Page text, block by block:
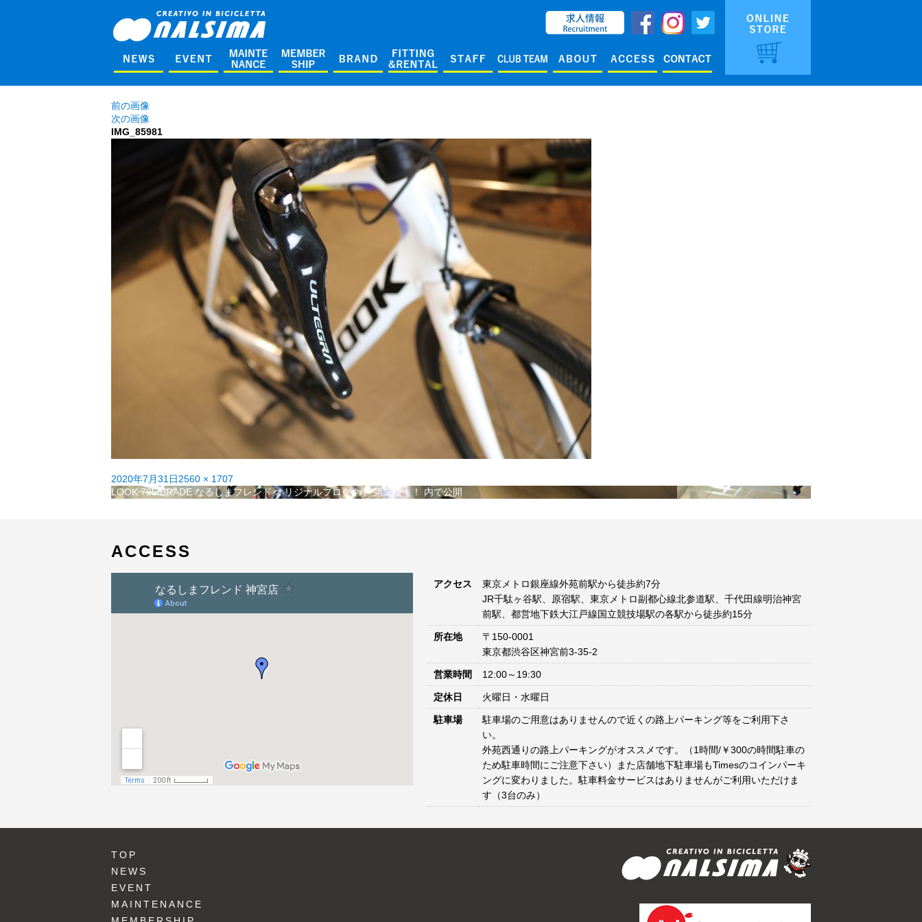
前の画像
次の画像
IMG_85981
投
稿
2020年7月31日フ
ル
2560 × 1707
投
ゲ
ー
LOOK 795 BRADE なるしまフレンド オリジナルプロダクト 第二段！！ 内で公開
ACCESS
アクセス
東京メトロ銀座線外苑前駅から徒歩約7分
JR千駄ヶ谷駅、原宿駅、東京メトロ副都心線北参道駅、千代田線明治神宮
前駅、都営地下鉄大江戸線国立競技場駅の各駅から徒歩約15分
所在地
〒150-0001
東京都渋谷区神宮前3-35-2
営業時間 12:00～19:30
定休日 火曜日・水曜日
駐車場
駐車場のご用意はありませんので近くの路上パーキング等をご利用下さ
い。
外苑西通りの路上パーキングがオススメです。（1時間/￥300の時間駐車の
ため駐車時間にご注意下さい）また店舗地下駐車場もTimesのコインパーキ
ングに変わりました。駐車料金サービスはありませんがご利用いただけま
す（3台のみ）
TOP
NEWS
EVENT
MAINTENANCE